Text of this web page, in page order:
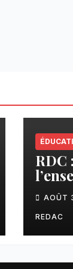
RDC
Félix
AOÛT
REDAC